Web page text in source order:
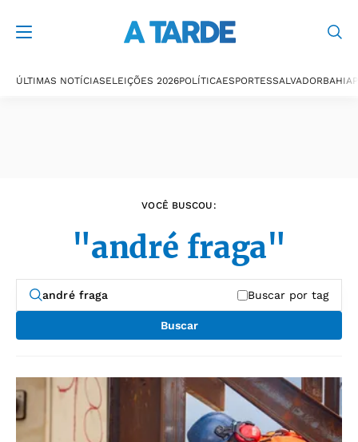
ÚLTIMAS NOTÍCIASELEIÇÕES 2026POLÍTICAESPORTESSALVADORBAHIA
VOCÊ BUSCOU:
"andré fraga"
Buscar por tag
Buscar